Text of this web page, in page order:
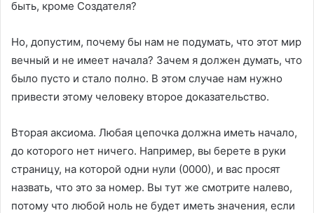
быть, кроме Создателя?
Но, допустим, почему бы нам не подумать, что этот мир
вечный и не имеет начала? Зачем я должен думать, что
было пусто и стало полно. В этом случае нам нужно
привести этому человеку второе доказательство.
Вторая аксиома. Любая цепочка должна иметь начало,
до которого нет ничего. Например, вы берете в руки
страницу, на которой одни нули (0000), и вас просят
назвать, что это за номер. Вы тут же смотрите налево,
потому что любой ноль не будет иметь значения, если